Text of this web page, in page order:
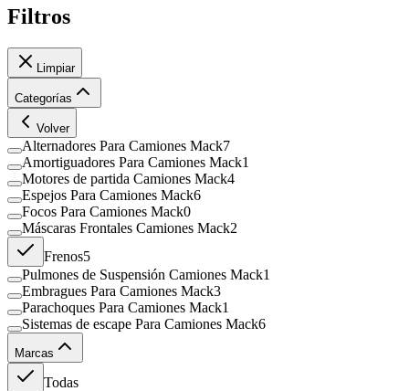
Filtros
Limpiar
Categorías
Volver
Alternadores Para Camiones Mack7
Amortiguadores Para Camiones Mack1
Motores de partida Camiones Mack4
Espejos Para Camiones Mack6
Focos Para Camiones Mack0
Máscaras Frontales Camiones Mack2
Frenos5
Pulmones de Suspensión Camiones Mack1
Embragues Para Camiones Mack3
Parachoques Para Camiones Mack1
Sistemas de escape Para Camiones Mack6
Marcas
Todas